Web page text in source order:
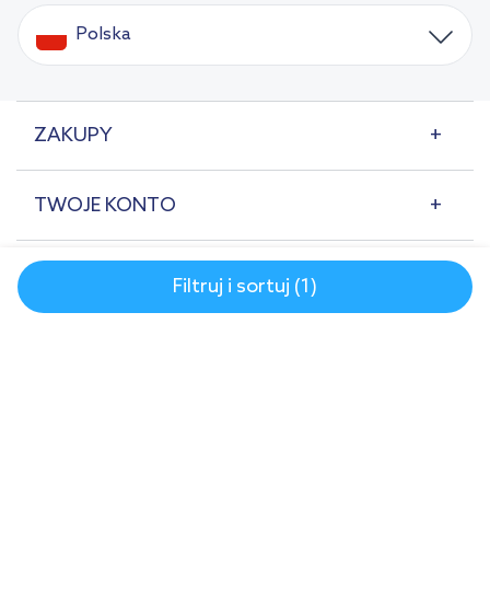
Polska
ZAKUPY
TWOJE KONTO
Filtruj i sortuj (1)